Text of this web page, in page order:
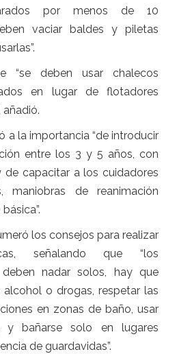
por menos de 10
vaciar baldes y piletas
“se deben usar chalecos
en lugar de flotadores
añadió.
a la importancia “de introducir
entre los 3 y 5 años, con
de capacitar a los cuidadores
maniobras de reanimación
los consejos para realizar
señalando que “los
nadar solos, hay que
o drogas, respetar las
en zonas de baño, usar
y bañarse solo en lugares
de guardavidas”.